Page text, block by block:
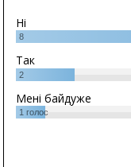
Ні
8
Так
2
Мені байдуже
1 голос